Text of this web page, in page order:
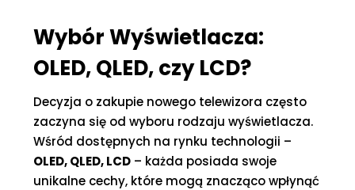
Wybór Wyświetlacza:
OLED, QLED, czy LCD?
Decyzja o zakupie nowego telewizora często
zaczyna się od wyboru rodzaju wyświetlacza.
Wśród dostępnych na rynku technologii –
OLED, QLED, LCD – każda posiada swoje
unikalne cechy, które mogą znacząco wpłynąć